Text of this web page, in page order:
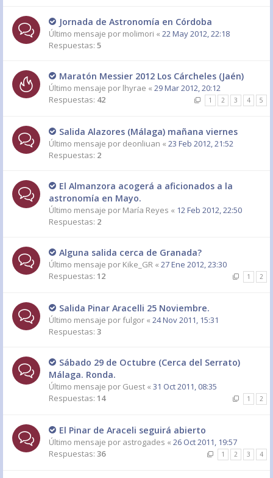
Jornada de Astronomía en Córdoba
Último mensaje por molimori « 22 May 2012, 22:18
Respuestas: 5
Maratón Messier 2012 Los Cárcheles (Jaén)
Último mensaje por lhyrae « 29 Mar 2012, 20:12
Respuestas: 42 1 2 3 4 5
Salida Alazores (Málaga) mañana viernes
Último mensaje por deonliuan « 23 Feb 2012, 21:52
Respuestas: 2
El Almanzora acogerá a aficionados a la
astronomía en Mayo.
Último mensaje por María Reyes « 12 Feb 2012, 22:50
Respuestas: 2
Alguna salida cerca de Granada?
Último mensaje por Kike_GR « 27 Ene 2012, 23:30
Respuestas: 12 1 2
Salida Pinar Aracelli 25 Noviembre.
Último mensaje porfulgor « 24 Nov 2011, 15:31
Respuestas: 3
Sábado 29 de Octubre (Cerca del Serrato)
Málaga. Ronda.
Último mensaje por Guest « 31 Oct 2011, 08:35
Respuestas: 14 1 2
El Pinar de Araceli seguirá abierto
Último mensaje por astrogades « 26 Oct 2011, 19:57
Respuestas: 36 1 2 3 4